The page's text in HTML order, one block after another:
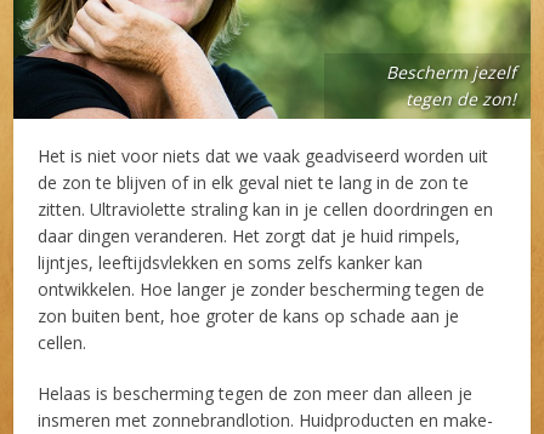
Bescherm jezelf
tegen de zon!
Het is niet voor niets dat we vaak geadviseerd worden uit
de zon te blijven of in elk geval niet te lang in de zon te
zitten. Ultraviolette straling kan in je cellen doordringen en
daar dingen veranderen. Het zorgt dat je huid rimpels,
lijntjes, leeftijdsvlekken en soms zelfs kanker kan
ontwikkelen. Hoe langer je zonder bescherming tegen de
zon buiten bent, hoe groter de kans op schade aan je
cellen.
Helaas is bescherming tegen de zon meer dan alleen je
insmeren met zonnebrandlotion. Huidproducten en make-